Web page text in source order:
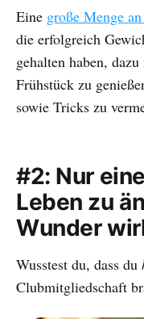
Eine große Menge
die erfolgreich
gehalten haben,
Frühstück zu
sowie Tricks zu
#2: Nur
Leben zu
Wunder
Wusstest du, dass du
Clubmitgliedschaft